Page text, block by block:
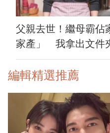
父親去世！繼母霸佔
家產」 我拿出文件
編輯精選推薦